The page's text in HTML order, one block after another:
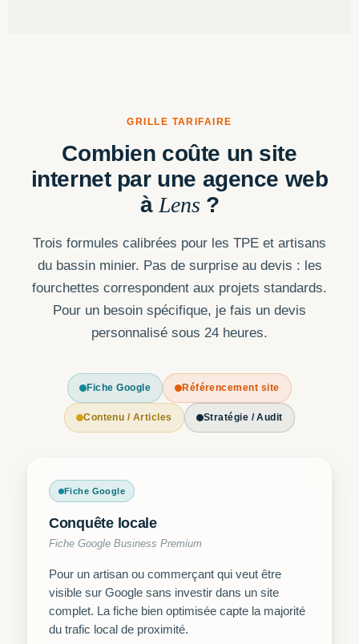
GRILLE TARIFAIRE
Combien coûte un site
internet par une agence web
à Lens ?
Trois formules calibrées pour les TPE et artisans
du bassin minier. Pas de surprise au devis : les
fourchettes correspondent aux projets standards.
Pour un besoin spécifique, je fais un devis
personnalisé sous 24 heures.
Fiche Google Référencement site
Contenu / Articles Stratégie / Audit
Fiche Google
Conquête locale
Fiche Google Business Premium
Pour un artisan ou commerçant qui veut être
visible sur Google sans investir dans un site
complet. La fiche bien optimisée capte la majorité
du trafic local de proximité.